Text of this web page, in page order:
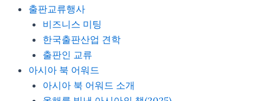
출판교류행사
비즈니스 미팅
한국출판산업 견학
출판인 교류
아시아 북 어워드
아시아 북 어워드 소개